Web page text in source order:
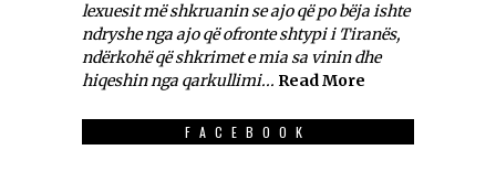
lexuesit më shkruanin se ajo që po bëja ishte
ndryshe nga ajo që ofronte shtypi i Tiranës,
ndërkohë që shkrimet e mia sa vinin dhe
hiqeshin nga qarkullimi... Read More
FACEBOOK